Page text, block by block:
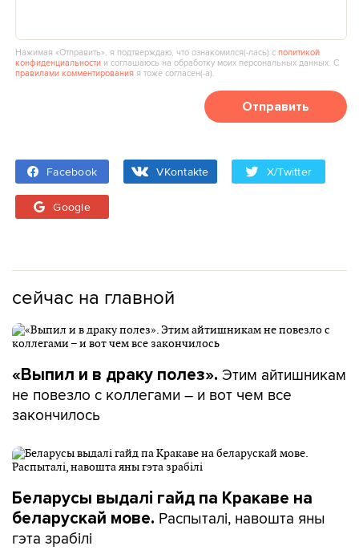
Нажимая «Отправить», я подтверждаю, что ознакомился(‑лась) сполитикой
конфиденциальности и соглашаюсь на обработку моих персональных данных. С
правилами комментирования я тоже согласен(‑а).
Отправить
Facebook VKontakte X/Twitter
Google
сейчас на главной
«Выпил и в драку полез». Этим айтишникам
не повезло с коллегами – и вот чем все
закончилось
Беларусы выдалі гайд па Кракаве на
беларускай мове. Распыталі, навошта яны
гэта зрабілі